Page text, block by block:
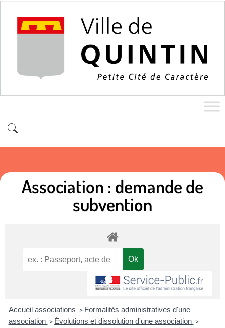
Association : demande de
subvention
Accueil associations > Formalités administratives d'une
association > Évolutions et dissolution d'une association >